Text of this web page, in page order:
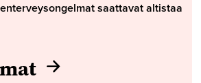
saattavat altistaa